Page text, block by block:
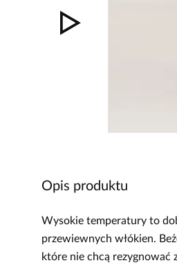
Opis produktu
Wysokie temperatury to
przewiewnych włókien.
które nie chcą rezygnować